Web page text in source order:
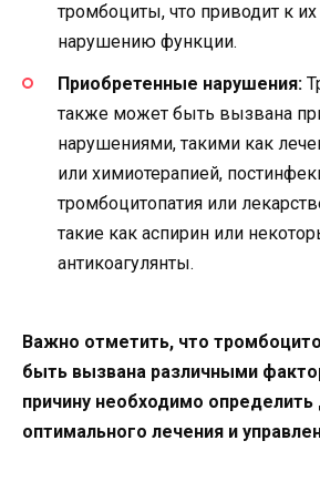
тромбоциты, что приводит к
нарушению функции.
Приобретенные нарушения:
также может быть вызвана
нарушениями, такими как
или химиотерапией,
тромбоцитопатия или
такие как аспирин или
антикоагулянты.
Важно отметить, что
быть вызвана различными
причину необходимо определить
оптимального лечения и